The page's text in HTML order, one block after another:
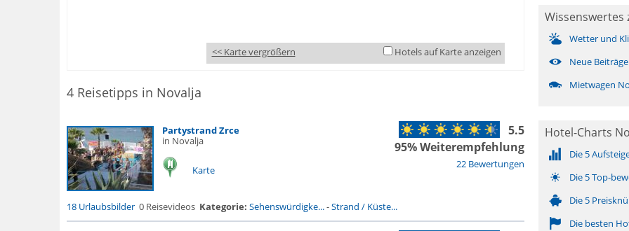
<< Karte vergrößern Hotels auf Karte anzeigen
4 Reisetipps in Novalja
Partystrand Zrce
in Novalja
Karte 22 Bewertungen
5.5
95% Weiterempfehlung
18 Urlaubsbilder 0 Reisevideos Kategorie: Sehenswürdigke...-Strand / Küste...
Wissenswertes
Wetter und
Neue
Mietwagen
Hotel-Charts
Die 5
Die 5 Top-
Die 5
Die besten